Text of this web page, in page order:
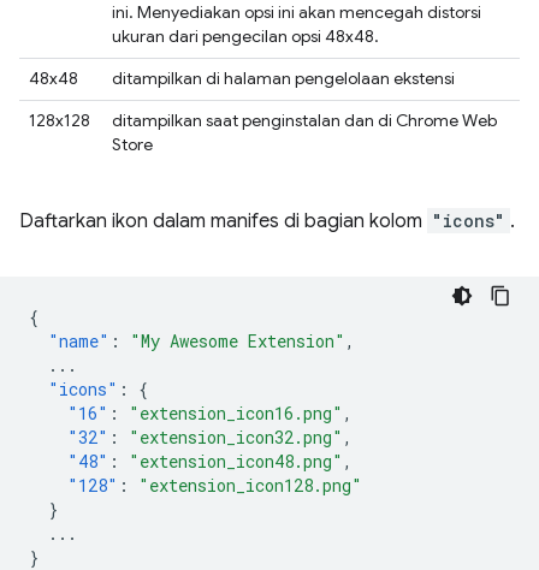
ini. Menyediakan opsi ini akan mencegah distorsi
ukuran dari pengecilan opsi 48x48.
48x48
ditampilkan di halaman pengelolaan ekstensi
128x128
ditampilkan saat penginstalan dan di Chrome Web
Store
Daftarkan ikon dalam manifes di bagian kolom "icons" .
{
"name" : "My Awesome Extension" ,
...
"icons" :
{
"16" : "extension_icon16.png" ,
"32" : "extension_icon32.png" ,
"48" : "extension_icon48.png" ,
"128" :
"extension_icon128.png"
}
...
}